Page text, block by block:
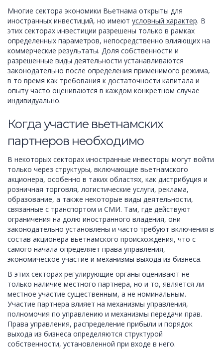
Многие сектора экономики Вьетнама открыты для
иностранных инвестиций, но имеют условный характер. В
этих секторах инвестиции разрешены только в рамках
определенных параметров, непосредственно влияющих на
коммерческие результаты. Доля собственности и
разрешенные виды деятельности устанавливаются
законодательно после определения применимого режима,
в то время как требования к достаточности капитала и
опыту часто оцениваются в каждом конкретном случае
индивидуально.
Когда участие вьетнамских
партнеров необходимо
В некоторых секторах иностранные инвесторы могут войти
только через структуры, включающие вьетнамского
акционера, особенно в таких областях, как дистрибуция и
розничная торговля, логистические услуги, реклама,
образование, а также некоторые виды деятельности,
связанные с транспортом и СМИ. Там, где действуют
ограничения на долю иностранного владения, они
законодательно установлены и часто требуют включения в
состав акционера вьетнамского происхождения, что с
самого начала определяет права управления,
экономическое участие и механизмы выхода из бизнеса.
В этих секторах регулирующие органы оценивают не
только наличие местного партнера, но и то, является ли
местное участие существенным, а не номинальным.
Участие партнера влияет на механизмы управления,
полномочия по управлению и механизмы передачи прав.
Права управления, распределение прибыли и порядок
выхода из бизнеса определяются структурой
собственности, установленной при входе в него.